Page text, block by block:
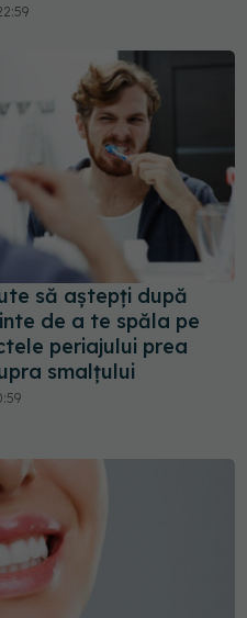
să aștepți după
de a te spăla pe
periajului prea
smalțului